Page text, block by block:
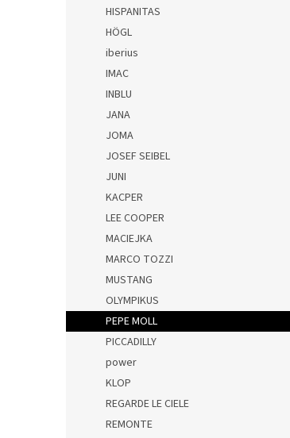
HISPANITAS
HÖGL
iberius
IMAC
INBLU
JANA
JOMA
JOSEF SEIBEL
JUNI
KACPER
LEE COOPER
MACIEJKA
MARCO TOZZI
MUSTANG
OLYMPIKUS
PEPE MOLL
PICCADILLY
power
KLOP
REGARDE LE CIELE
REMONTE